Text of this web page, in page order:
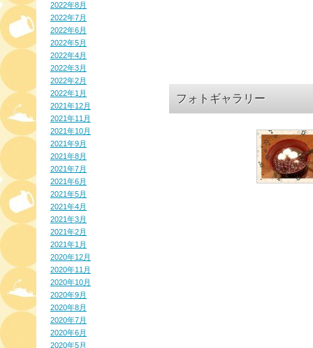
2022年8月
2022年7月
2022年6月
2022年5月
2022年4月
2022年3月
2022年2月
2022年1月
2021年12月
2021年11月
2021年10月
2021年9月
2021年8月
2021年7月
2021年6月
2021年5月
2021年4月
2021年3月
2021年2月
2021年1月
2020年12月
2020年11月
2020年10月
2020年9月
2020年8月
2020年7月
2020年6月
2020年5月
フォトギャラリー